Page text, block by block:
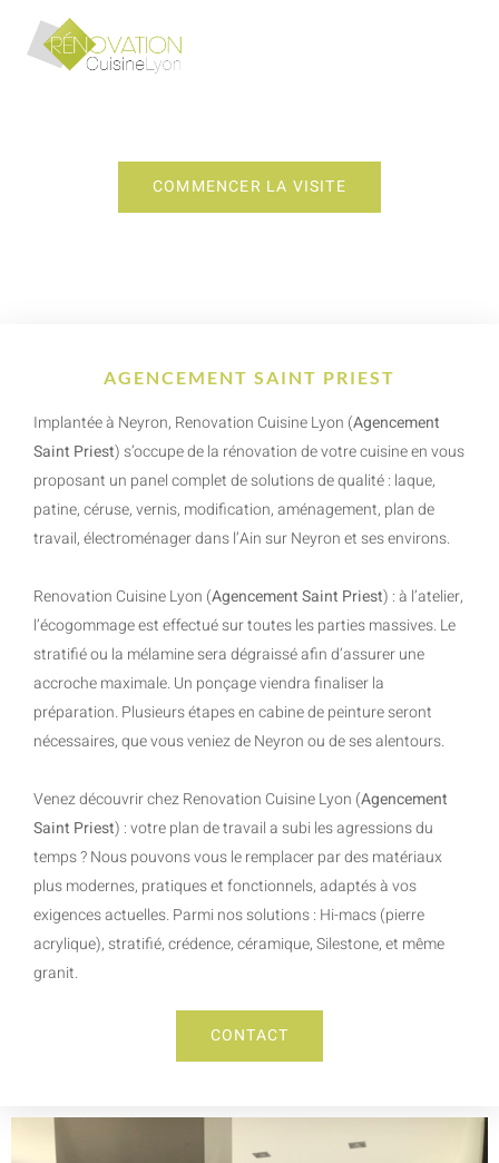
COMMENCER LA VISITE
AGENCEMENT SAINT PRIEST
Implantée à Neyron, Renovation Cuisine Lyon (Agencement
Saint Priest) s’occupe de la rénovation de votre cuisine en vous
proposant un panel complet de solutions de qualité : laque,
patine, céruse, vernis, modification, aménagement, plan de
travail, électroménager dans l’Ain sur Neyron et ses environs.
Renovation Cuisine Lyon (Agencement Saint Priest) : à l’atelier,
l’écogommage est effectué sur toutes les parties massives. Le
stratifié ou la mélamine sera dégraissé afin d’assurer une
accroche maximale. Un ponçage viendra finaliser la
préparation. Plusieurs étapes en cabine de peinture seront
nécessaires, que vous veniez de Neyron ou de ses alentours.
Venez découvrir chez Renovation Cuisine Lyon (Agencement
Saint Priest) : votre plan de travail a subi les agressions du
temps ? Nous pouvons vous le remplacer par des matériaux
plus modernes, pratiques et fonctionnels, adaptés à vos
exigences actuelles. Parmi nos solutions : Hi-macs (pierre
acrylique), stratifié, crédence, céramique, Silestone, et même
granit.
CONTACT